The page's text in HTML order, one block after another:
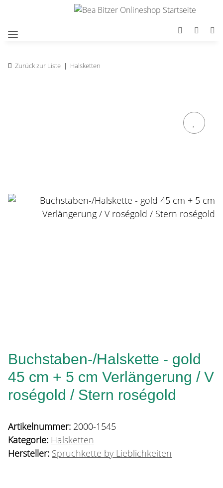
Zurück zur Liste Halsketten
Buchstaben-/Halskette - gold
45 cm + 5 cm Verlängerung / V
roségold / Stern roségold
Artikelnummer: 2000-1545
Kategorie: Halsketten
Hersteller: Spruchkette by Lieblichkeiten